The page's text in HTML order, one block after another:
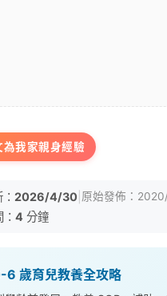
為我家親身經驗
2026/4/30 原始發佈：
4 分鐘
6 歲育兒教養全攻略